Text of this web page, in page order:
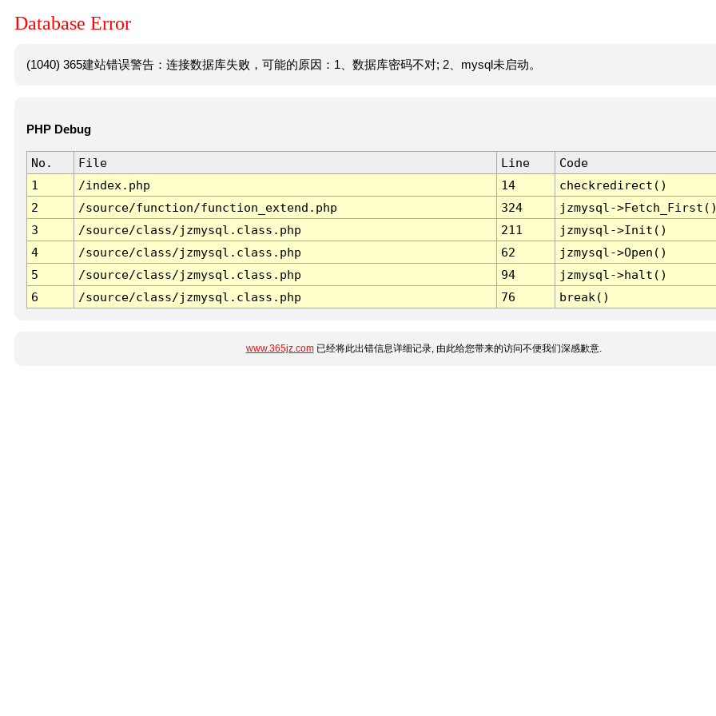
Database Error
(1040) 365建站错误警告：连接数据库失败，可能的原因：1、数据库密码不对; 2、mysql未启动。
PHP Debug
No. File Line
Code
1
/index.php 14
checkredirect()
2
/source/function/function_extend.php 324
jzmysql-
3
/source/class/jzmysql.class.php 211
jzmysql->Init()
4
/source/class/jzmysql.class.php 62
jzmysql->Open()
5
/source/class/jzmysql.class.php 94
jzmysql->halt()
6
/source/class/jzmysql.class.php 76 break()
www.365jz.com已经将此出错信息详细记录, 由此给您带来的访问不便我们深感歉意.